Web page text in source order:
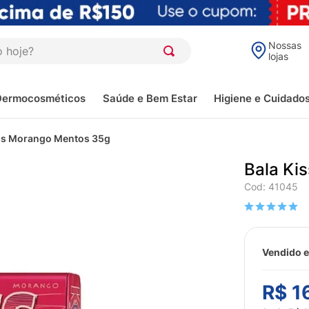
Nossas
lojas
Saúde e Bem Estar Higiene e
Morango Mentos 35g
Bala
Cod: 41045
Vendido
R$